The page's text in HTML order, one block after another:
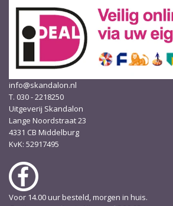
info@skandalon.nl
T. 030 - 2218250
Uitgeverij Skandalon
Lange Noordstraat 23
4331 CB Middelburg
KvK: 52917495
Voor 14.00 uur besteld, morgen in huis.